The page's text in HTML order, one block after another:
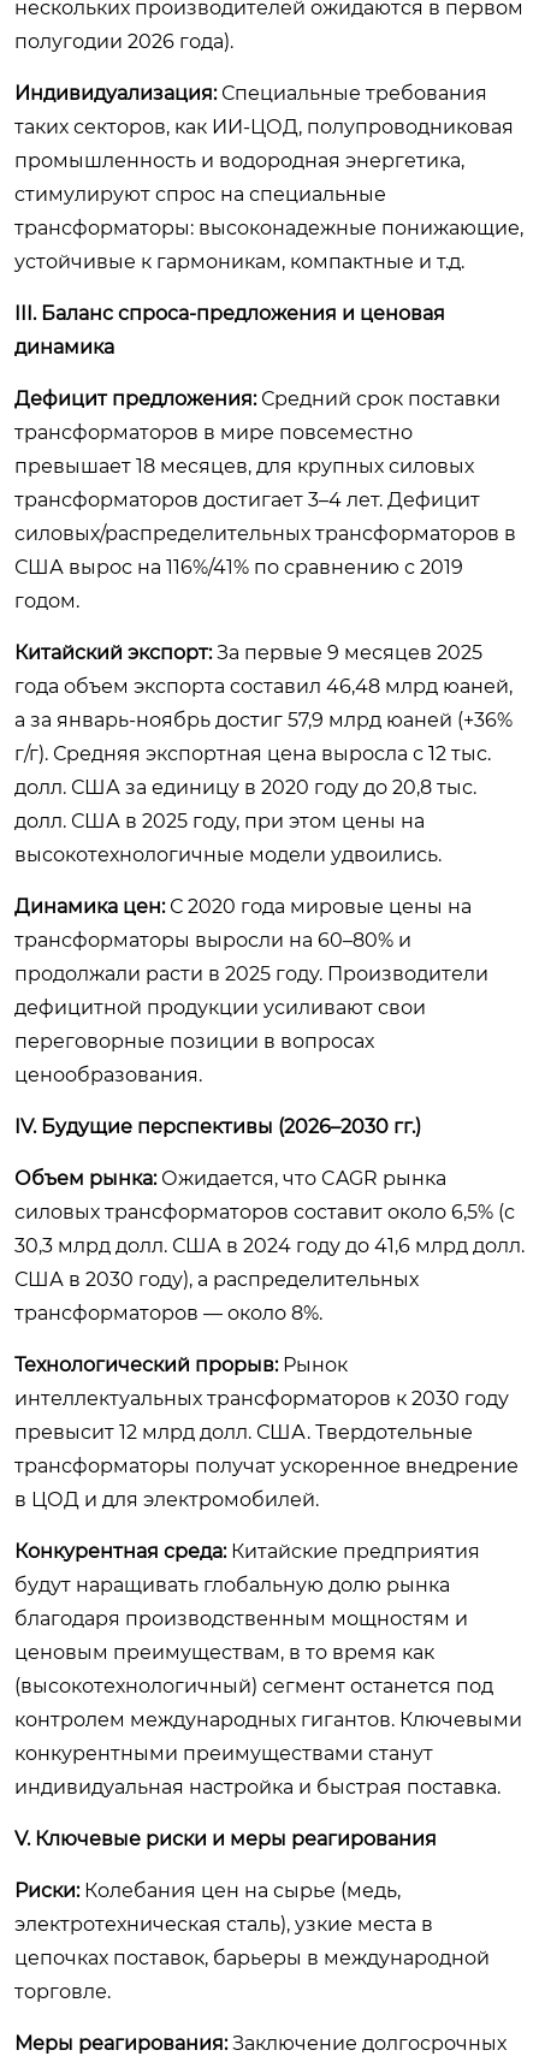
нескольких производителей ожидаются в первом
полугодии 2026 года).
Индивидуализация:Специальные требования
таких секторов, как ИИ-ЦОД, полупроводниковая
промышленность и водородная энергетика,
стимулируют спрос на специальные
трансформаторы: высоконадежные понижающие,
устойчивые к гармоникам, компактные и т.д.
III. Баланс спроса-предложения и ценовая
динамика
Дефицит предложения:Средний срок поставки
трансформаторов в мире повсеместно
превышает 18 месяцев, для крупных силовых
трансформаторов достигает 3–4 лет. Дефицит
силовых/распределительных трансформаторов в
США вырос на 116%/41% по сравнению с 2019
годом.
Китайский экспорт:За первые 9 месяцев 2025
года объем экспорта составил 46,48 млрд юаней,
а за январь-ноябрь достиг 57,9 млрд юаней (+36%
г/г). Средняя экспортная цена выросла с 12 тыс.
долл. США за единицу в 2020 году до 20,8 тыс.
долл. США в 2025 году, при этом цены на
высокотехнологичные модели удвоились.
Динамика цен:С 2020 года мировые цены на
трансформаторы выросли на 60–80% и
продолжали расти в 2025 году. Производители
дефицитной продукции усиливают свои
переговорные позиции в вопросах
ценообразования.
IV. Будущие перспективы (2026–2030 гг.)
Объем рынка:Ожидается, что CAGR рынка
силовых трансформаторов составит около 6,5% (с
30,3 млрд долл. США в 2024 году до 41,6 млрд долл.
США в 2030 году), а распределительных
трансформаторов — около 8%.
Технологический прорыв:Рынок
интеллектуальных трансформаторов к 2030 году
превысит 12 млрд долл. США. Твердотельные
трансформаторы получат ускоренное внедрение
в ЦОД и для электромобилей.
Конкурентная среда:Китайские предприятия
будут наращивать глобальную долю рынка
благодаря производственным мощностям и
ценовым преимуществам, в то время как
(высокотехнологичный) сегмент останется под
контролем международных гигантов. Ключевыми
конкурентными преимуществами станут
индивидуальная настройка и быстрая поставка.
V. Ключевые риски и меры реагирования
Риски:Колебания цен на сырье (медь,
электротехническая сталь), узкие места в
цепочках поставок, барьеры в международной
торговле.
Меры реагирования:Заключение долгосрочных